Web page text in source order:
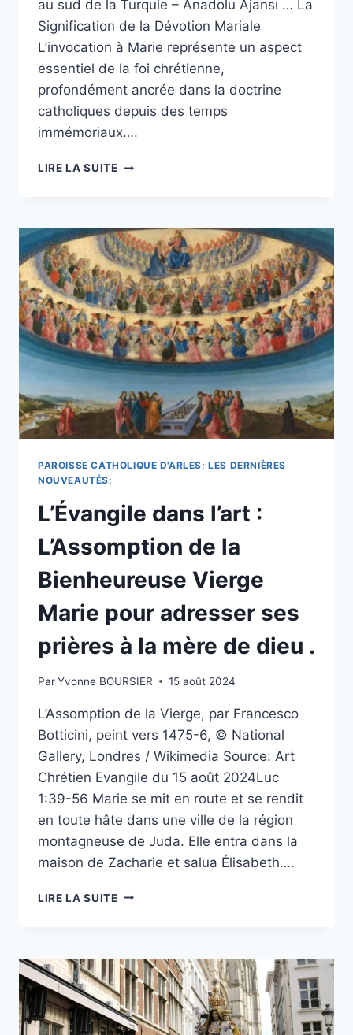
au sud de la Turquie – Anadolu Ajansı … La
Signification de la Dévotion Mariale
L’invocation à Marie représente un aspect
essentiel de la foi chrétienne,
profondément ancrée dans la doctrine
catholiques depuis des temps
immémoriaux….
LIRE LA SUITEDES
DANS
UNE
ÉGLISE
ORTHODOXE
TURQUE
DANS
LE
SUD
DE
TURQUIE
POUR
HONORER
VIERGE
PRIER
LA
MÈRE
DE
DIEU
PAROISSE CATHOLIQUE D'ARLES; LES DERNIÈRES
NOUVEAUTÉS:
L’Évangile dans l’art :
L’Assomption de la
Bienheureuse Vierge
Marie pour adresser ses
prières à la mère de dieu .
ParYvonne BOURSIER 15 août 2024
L’Assomption de la Vierge, par Francesco
Botticini, peint vers 1475-6, © National
Gallery, Londres / Wikimedia Source: Art
Chrétien Evangile du 15 août 2024Luc
1:39-56 Marie se mit en route et se rendit
en toute hâte dans une ville de la région
montagneuse de Juda. Elle entra dans la
maison de Zacharie et salua Élisabeth….
LIRE LA SUITEL’ÉVANGILE
L’ASSOMPTION
DE
LA
BIENHEUREUSE
VIERGE